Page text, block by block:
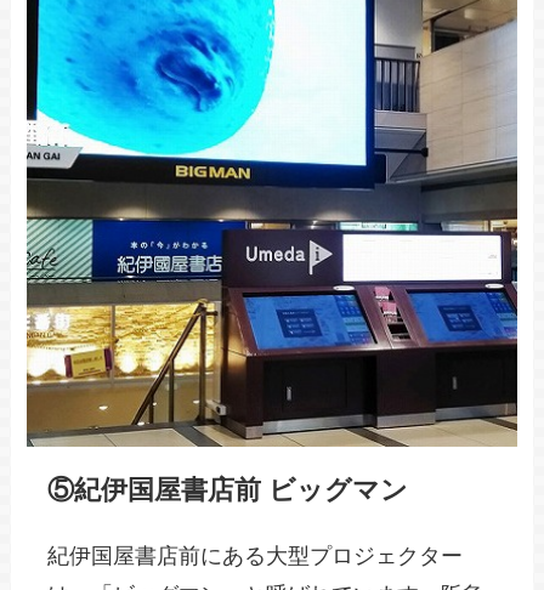
⑤紀伊国屋書店前 ビッグマン
紀伊国屋書店前にある大型プロジェクター